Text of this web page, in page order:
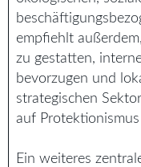
empfiehlt
zu gestatten,
bevorzugen und
strategischen
auf
Ein weiteres